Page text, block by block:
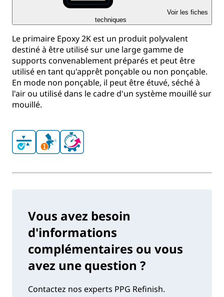
Voir les fiches
techniques
Le primaire Epoxy 2K est un produit polyvalent
destiné à être utilisé sur une large gamme de
supports convenablement préparés et peut être
utilisé en tant qu'apprêt ponçable ou non ponçable.
En mode non ponçable, il peut être étuvé, séché à
l'air ou utilisé dans le cadre d'un système mouillé sur
mouillé.
Vous avez besoin
d'informations
complémentaires ou vous
avez une question ?
Contactez nos experts PPG Refinish.